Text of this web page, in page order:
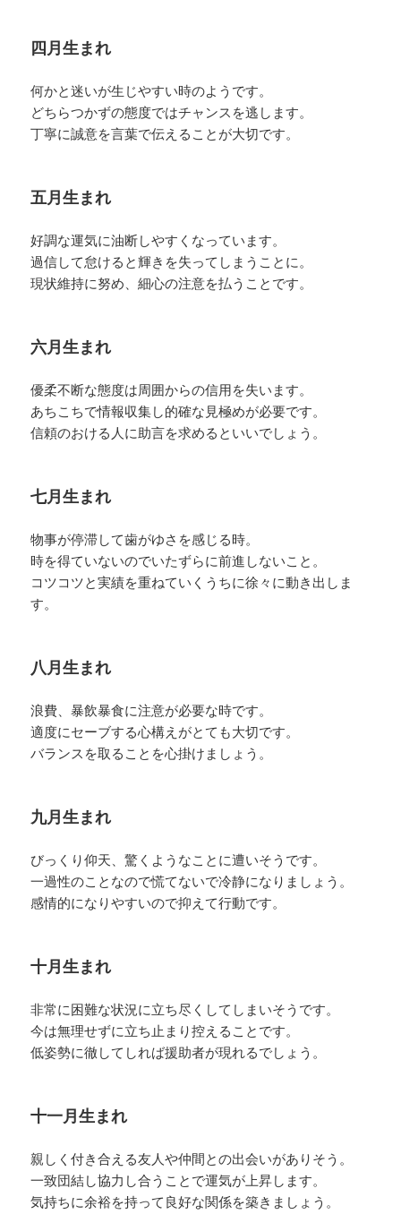
四月生まれ
何かと迷いが生じやすい時のようです。
どちらつかずの態度ではチャンスを逃します。
丁寧に誠意を言葉で伝えることが大切です。
五月生まれ
好調な運気に油断しやすくなっています。
過信して怠けると輝きを失ってしまうことに。
現状維持に努め、細心の注意を払うことです。
六月生まれ
優柔不断な態度は周囲からの信用を失います。
あちこちで情報収集し的確な見極めが必要です。
信頼のおける人に助言を求めるといいでしょう。
七月生まれ
物事が停滞して歯がゆさを感じる時。
時を得ていないのでいたずらに前進しないこと。
コツコツと実績を重ねていくうちに徐々に動き出しま
す。
八月生まれ
浪費、暴飲暴食に注意が必要な時です。
適度にセーブする心構えがとても大切です。
バランスを取ることを心掛けましょう。
九月生まれ
びっくり仰天、驚くようなことに遭いそうです。
一過性のことなので慌てないで冷静になりましょう。
感情的になりやすいので抑えて行動です。
十月生まれ
非常に困難な状況に立ち尽くしてしまいそうです。
今は無理せずに立ち止まり控えることです。
低姿勢に徹してしれば援助者が現れるでしょう。
十一月生まれ
親しく付き合える友人や仲間との出会いがありそう。
一致団結し協力し合うことで運気が上昇します。
気持ちに余裕を持って良好な関係を築きましょう。